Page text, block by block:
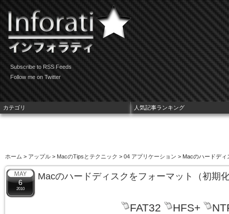
Subscribe to RSS Feeds
Follow me on Twitter
ホーム > アップル > MacのTipsとテクニック > 04 アプリケーション > Macのハードディ
6
2010
Macのハードディスクをフォーマット（初期
FAT32 HFS+
カテゴリ 人気記事ランキング